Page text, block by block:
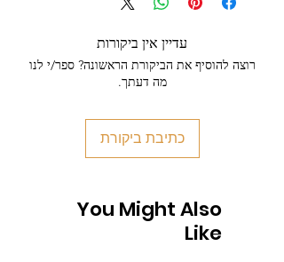
עדיין אין ביקורות
רוצה להוסיף את הביקורת הראשונה? ספר/י לנו
מה דעתך.
כתיבת ביקורת
You Might Also
Like